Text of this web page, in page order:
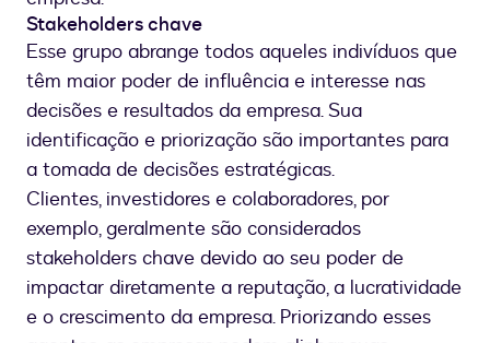
Stakeholders chave
Esse grupo abrange todos aqueles indivíduos que
têm maior poder de influência e interesse nas
decisões e resultados da empresa. Sua
identificação e priorização são importantes para
a tomada de decisões estratégicas.
Clientes, investidores e colaboradores, por
exemplo, geralmente são considerados
stakeholders chave devido ao seu poder de
impactar diretamente a reputação, a lucratividade
e o crescimento da empresa. Priorizando esses